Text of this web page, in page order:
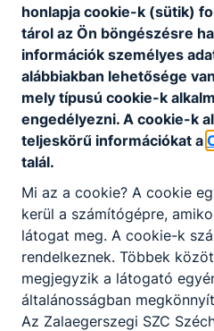
honlapja cookie-k (sütik)
tárol az Ön böngészésre
információk személyes
alábbiakban lehetősége
mely típusú cookie-k
engedélyezni. A cookie-k
teljeskörű információkat a
talál.
Mi az a cookie? A cookie
kerül a számítógépre,
látogat meg. A cookie-k
rendelkeznek. Többek
megjegyzik a látogató
általánosságban
Az Zalaegerszegi SZC